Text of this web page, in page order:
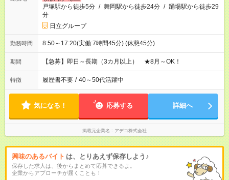
戸塚駅から徒歩5分 / 舞岡駅から徒歩24分 / 踊場駅から徒歩29
分
日立グループ
勤務時間 8:50～17:20(実働:7時間45分) (休憩45分)
期間 【急募】即日～長期（3カ月以上） ★8月～OK！
特徴 履歴書不要 / 40～50代活躍中
気になる！ 応募する 詳細へ
掲載元企業名 アデコ株式会社
興味のあるバイト は、とりあえず保存しよう♪
保存した求人は、後からまとめて応募できるよ。
企業からアプローチが届くことも！